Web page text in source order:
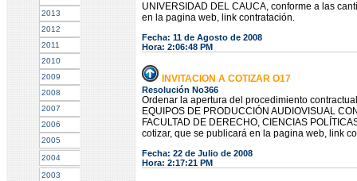
2013
2012
2011
2010
2009
2008
2007
2006
2005
2004
2003
UNIVERSIDAD DEL CAUCA, conforme a las
en la pagina web, link contratación.
Fecha: 11 de Agosto de 2008
Hora: 2:06:48 PM
INVITACION A COTIZAR O17
Resolución No366
Ordenar la apertura del procedimiento
EQUIPOS DE PRODUCCIÓN AUDIOVISUAL
FACULTAD DE DERECHO, CIENCIAS
cotizar, que se publicará en la pagina web, link
Fecha: 22 de Julio de 2008
Hora: 2:17:21 PM